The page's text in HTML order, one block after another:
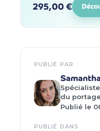
295,00 €
PUBLIÉ PAR
du
Publié le
PUBLIÉ DANS